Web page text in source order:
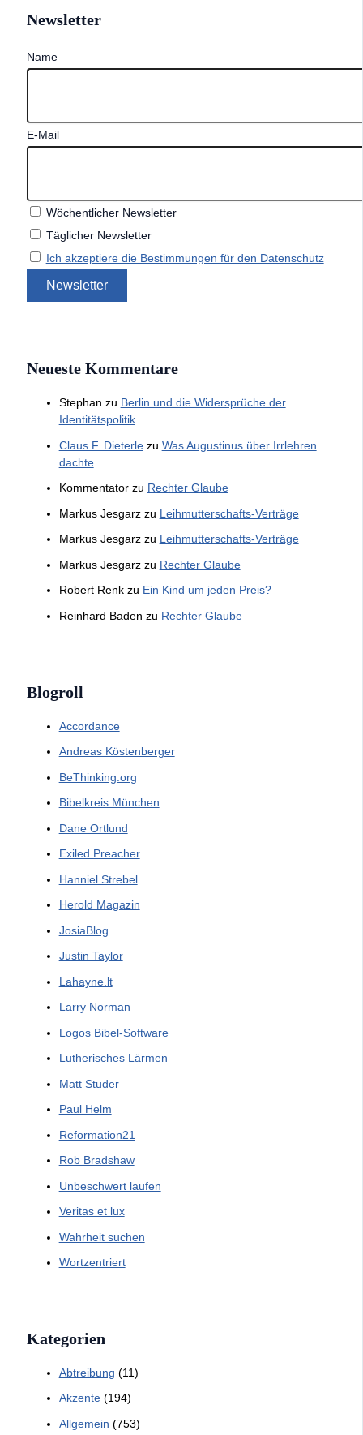
Newsletter
Name
E-Mail
Wöchentlicher Newsletter
Täglicher Newsletter
Ich akzeptiere die Bestimmungen für den Datenschutz
Neueste Kommentare
Stephan zu Berlin und die Widersprüche der
Identitätspolitik
Claus F. Dieterlezu Was Augustinus über Irrlehren
dachte
Kommentatorzu Rechter Glaube
Markus Jesgarzzu Leihmutterschafts-Verträge
Markus Jesgarzzu Leihmutterschafts-Verträge
Markus Jesgarzzu Rechter Glaube
Robert Renkzu Ein Kind um jeden Preis?
Reinhard Baden zu Rechter Glaube
Blogroll
Accordance
Andreas Köstenberger
BeThinking.org
Bibelkreis München
Dane Ortlund
Exiled Preacher
Hanniel Strebel
Herold Magazin
JosiaBlog
Justin Taylor
Lahayne.lt
Larry Norman
Logos Bibel-Software
Lutherisches Lärmen
Matt Studer
Paul Helm
Reformation21
Rob Bradshaw
Unbeschwert laufen
Veritas et lux
Wahrheit suchen
Wortzentriert
Kategorien
Abtreibung (11)
Akzente(194)
Allgemein (753)